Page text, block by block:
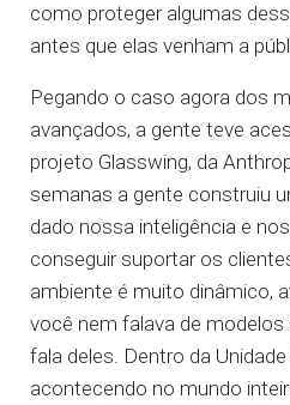
como proteger algumas
antes que elas venham a
Pegando o caso agora dos
avançados, a gente teve
projeto Glasswing, da
semanas a gente construiu
dado nossa inteligência e
conseguir suportar os
ambiente é muito dinâmico,
você nem falava de
fala deles. Dentro da
acontecendo no mundo